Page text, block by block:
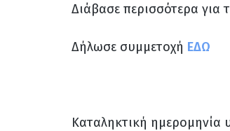
Διάβασε περισσότερα για
Δήλωσε συμμετοχή ΕΔΩ
Καταληκτική ημερομηνία